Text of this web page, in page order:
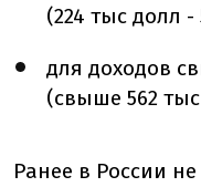
(224 тыс долл -
для доходов
(свыше 562
Ранее в России